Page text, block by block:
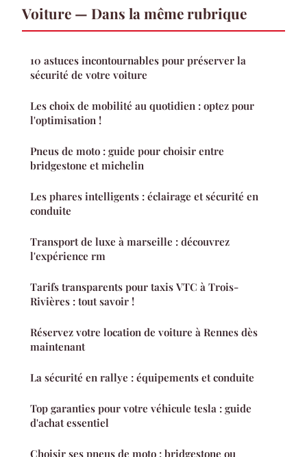
Voiture — Dans la même rubrique
10 astuces incontournables pour préserver la
sécurité de votre voiture
Les choix de mobilité au quotidien : optez pour
l'optimisation !
Pneus de moto : guide pour choisir entre
bridgestone et michelin
Les phares intelligents : éclairage et sécurité en
conduite
Transport de luxe à marseille : découvrez
l'expérience rm
Tarifs transparents pour taxis VTC à Trois-
Rivières : tout savoir !
Réservez votre location de voiture à Rennes dès
maintenant
La sécurité en rallye : équipements et conduite
Top garanties pour votre véhicule tesla : guide
d'achat essentiel
Choisir ses pneus de moto : bridgestone ou